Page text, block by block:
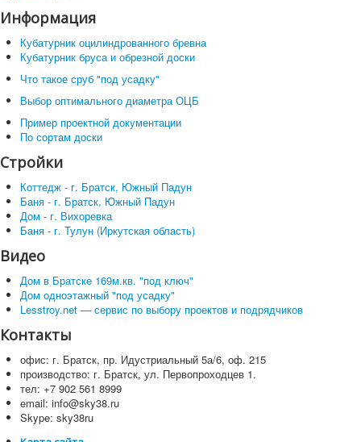
Информация
Кубатурник оцилиндрованного бревна
Кубатурник бруса и обрезной доски
Что такое сруб "под усадку"
Выбор оптимального диаметра ОЦБ
Пример проектной документации
По сортам доски
Стройки
Коттедж - г. Братск, Южный Падун
Баня - г. Братск, Южный Падун
Дом - г. Вихоревка
Баня - г. Тулун (Иркутская область)
Видео
Дом в Братске 169м.кв. "под ключ"
Дом одноэтажный "под усадку"
Lesstroy.net — сервис по выбору проектов и подрядчиков
Контакты
офис: г. Братск, пр. Идустриальный 5а/6, оф. 215
производство: г. Братск, ул. Первопроходцев 1.
тел: +7 902 561 8999
email: info@sky38.ru
Skype: sky38ru